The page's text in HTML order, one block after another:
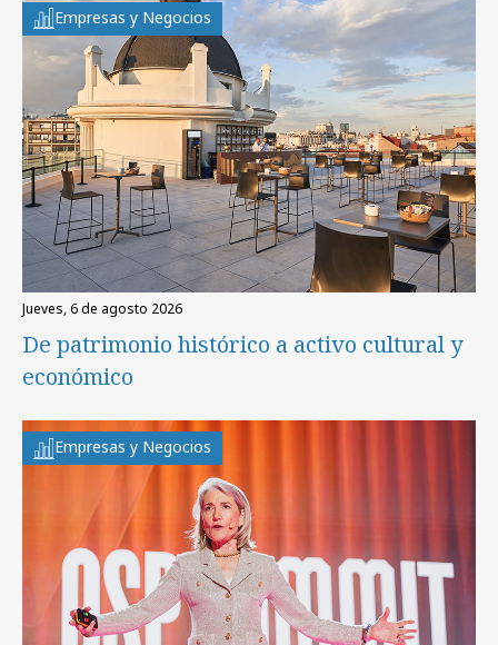
Empresas y Negocios
jueves, 6 de agosto 2026
De patrimonio histórico a activo cultural y
económico
Empresas y Negocios